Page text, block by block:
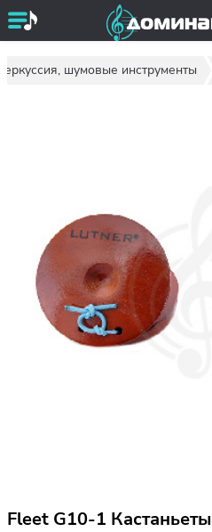
шумовые инструменты
Fleet G10-1 Кастаньеты